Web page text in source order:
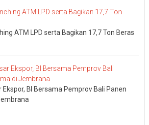
ATM LPD serta Bagikan 17,7 Ton Beras
Ekspor, BI Bersama Pemprov Bali Panen